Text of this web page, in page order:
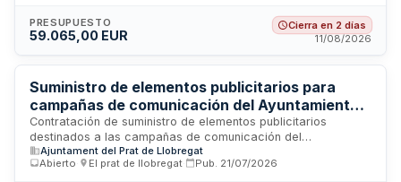
que faciliten la comunicación y promoción de las iniciativas
municipales dirigidas al público joven. La licitación se
gestiona a través de los Órganos Directivos del Ayuntamiento
de Sevilla.
PRESUPUESTO
59.065,00 EUR
Cierra en 2 días
11/08/2026
Suministro de elementos publicitarios para
campañas de comunicación del Ayuntamiento
de El Prat de Llobregat
Contratación de suministro de elementos publicitarios
destinados a las campañas de comunicación del
Ayuntamiento de El Prat de Llobregat. La prestación incluye el
suministro, transporte, montaje e instalación de materiales
Ajuntament del Prat de Llobregat
Abierto
El prat de llobregat Pub. 21/07/2026